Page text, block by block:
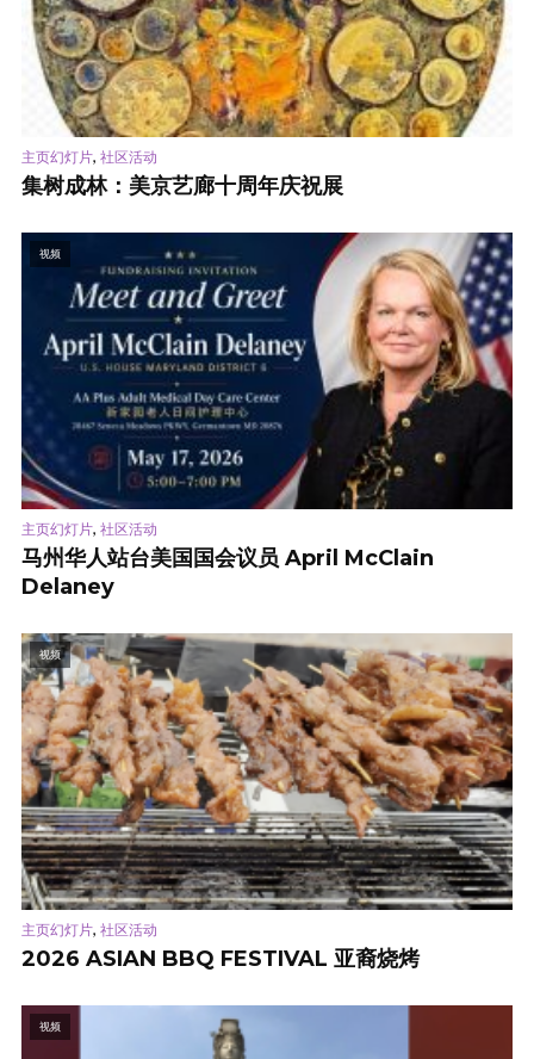
主页幻灯片, 社区活动
集树成林：美京艺廊十周年庆祝展
视频
主页幻灯片, 社区活动
马州华人站台美国国会议员 April McClain
Delaney
视频
主页幻灯片, 社区活动
2026 ASIAN BBQ FESTIVAL 亚裔烧烤
视频